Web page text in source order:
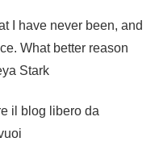
I have never been, and
What better reason
Stark
il blog libero da